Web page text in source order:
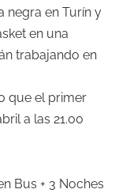
negra en Turín y
en una
trabajando en
que el primer
a las 21.00
Bus + 3 Noches